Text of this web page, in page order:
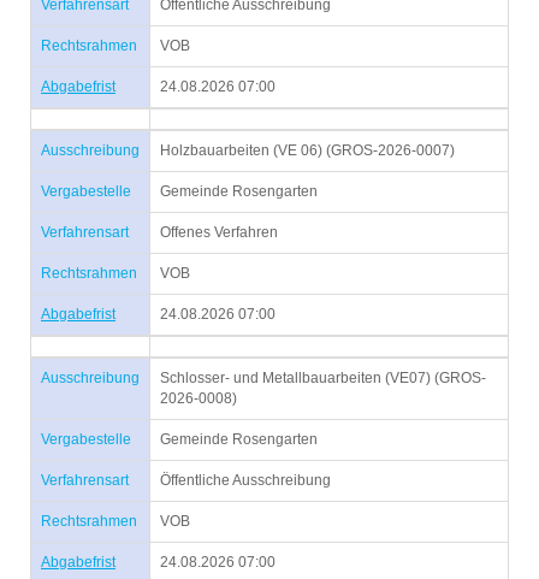
Verfahrensart Öffentliche Ausschreibung
Rechtsrahmen VOB
Abgabefrist 24.08.2026 07:00
Ausschreibung Holzbauarbeiten (VE 06) (GROS-2026-0007)
Vergabestelle Gemeinde Rosengarten
Verfahrensart Offenes Verfahren
Rechtsrahmen VOB
Abgabefrist 24.08.2026 07:00
Ausschreibung
Schlosser- und Metallbauarbeiten (VE07) (GROS-
2026-0008)
Vergabestelle Gemeinde Rosengarten
Verfahrensart Öffentliche Ausschreibung
Rechtsrahmen VOB
Abgabefrist 24.08.2026 07:00